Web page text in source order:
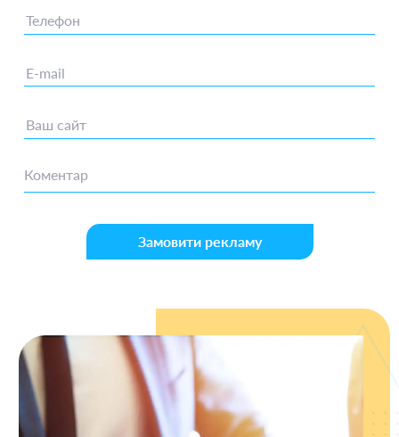
Замовити рекламу